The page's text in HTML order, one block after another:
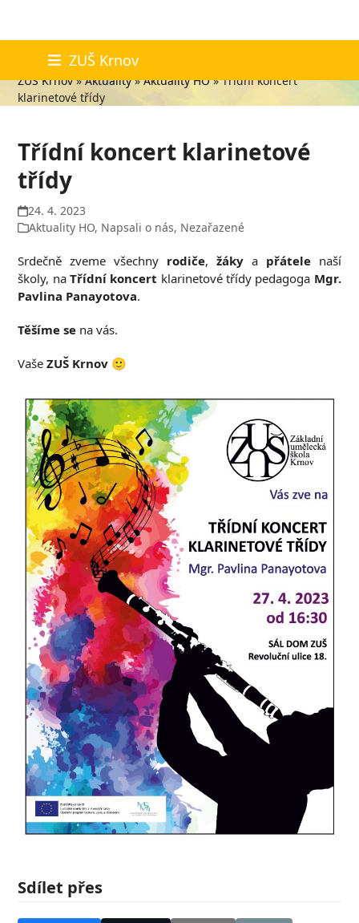
content
ZUŠ Krnov
Aktuality
ZUŠ Krnov»Aktuality»Aktuality HO»Třídní koncert
klarinetové třídy
Třídní koncert klarinetové
třídy
24. 4. 2023
Aktuality HO, Napsali o nás, Nezařazené
Srdečně zveme všechny rodiče, žákya přátelenaší
školy, naTřídní koncert klarinetové třídy pedagoga Mgr.
Pavlina Panayotova.
Těšíme se na vás.
VašeZUŠ Krnov 🙂
Sdílet přes